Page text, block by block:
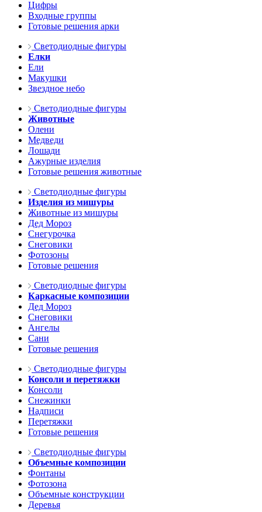
Цифры
Входные группы
Готовые решения арки
Светодиодные фигуры
Елки
Ели
Макушки
Звездное небо
Светодиодные фигуры
Животные
Олени
Медведи
Лошади
Ажурные изделия
Готовые решения животные
Светодиодные фигуры
Изделия из мишуры
Животные из мишуры
Дед Мороз
Снегурочка
Снеговики
Фотозоны
Готовые решения
Светодиодные фигуры
Каркасные композиции
Дед Мороз
Снеговики
Ангелы
Сани
Готовые решения
Светодиодные фигуры
Консоли и перетяжки
Консоли
Снежинки
Надписи
Перетяжки
Готовые решения
Светодиодные фигуры
Объемные композиции
Фонтаны
Фотозона
Объемные конструкции
Деревья